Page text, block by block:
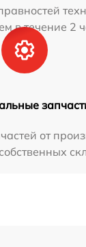
в течение 2
от